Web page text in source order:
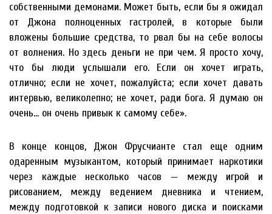
собственными демонами. Может быть, если бы я ожидал
от Джона полноценных гастролей, в которые были
вложены большие средства, то рвал бы на себе волосы
от волнения. Но здесь деньги не при чем. Я просто хочу,
что бы люди услышали его. Если он хочет играть,
отлично; если не хочет, пожалуйста; если хочет давать
интервью, великолепно; не хочет, ради бога. Я думаю он
очень… он очень привык к самому себе».
В конце концов, Джон Фрусчианте стал еще одним
одаренным музыкантом, который принимает наркотики
через каждые несколько часов — между игрой и
рисованием, между ведением дневника и чтением,
между подготовкой к записи нового диска и поисками